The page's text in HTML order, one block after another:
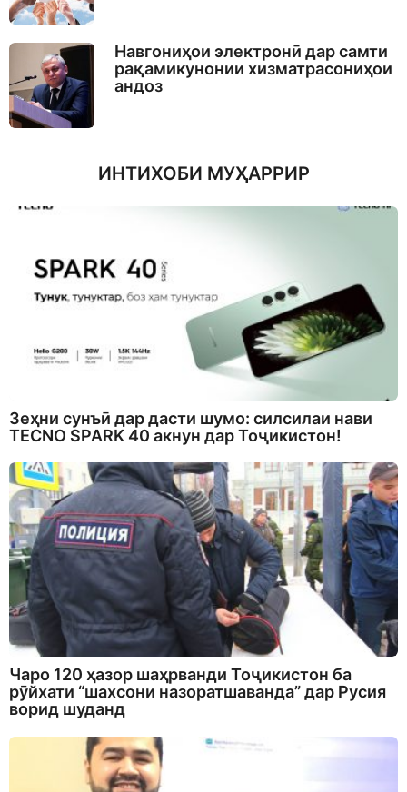
Навгониҳои электронӣ дар самти
рақамикунонии хизматрасониҳои
андоз
ИНТИХОБИ МУҲАРРИР
Зеҳни сунъӣ дар дасти шумо: силсилаи нави
TECNO SPARK 40 акнун дар Тоҷикистон!
Чаро 120 ҳазор шаҳрванди Тоҷикистон ба
рӯйхати “шахсони назоратшаванда” дар Русия
ворид шуданд